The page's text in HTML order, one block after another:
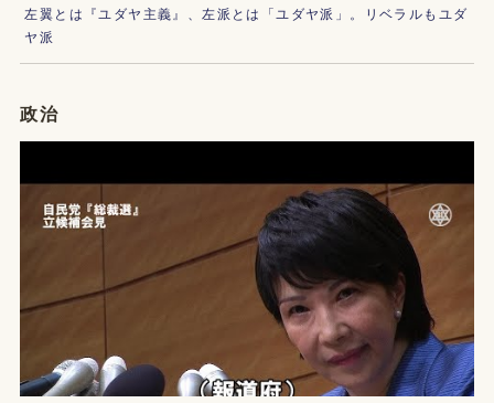
左翼とは『ユダヤ主義』、左派とは「ユダヤ派」。リベラルもユダ
ヤ派
政治